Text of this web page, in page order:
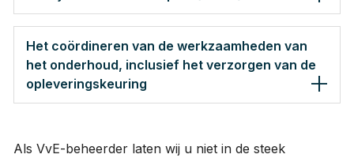
Het coördineren van de werkzaamheden van
het onderhoud, inclusief het verzorgen van de
opleveringskeuring
Als VvE-beheerder laten wij u niet in de steek